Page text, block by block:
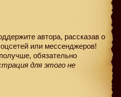
автора, рассказав о
или мессенджеров!
обязательно
для этого не